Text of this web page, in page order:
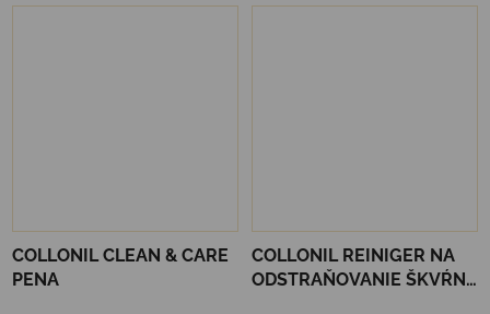
COLLONIL CLEAN & CARE
PENA
COLLONIL REINIGER NA
ODSTRAŇOVANIE ŠKVŔN